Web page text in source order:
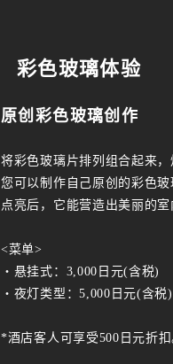
彩色玻璃体验
原创彩色玻璃创作
将彩色玻璃片排列组合起来，
您可以制作自己原创的彩色玻
点亮后，它能营造出美丽的室
<菜单>
・悬挂式：3,000日元(含税)
・夜灯类型：5,000日元(含税)
*酒店客人可享受500日元折扣